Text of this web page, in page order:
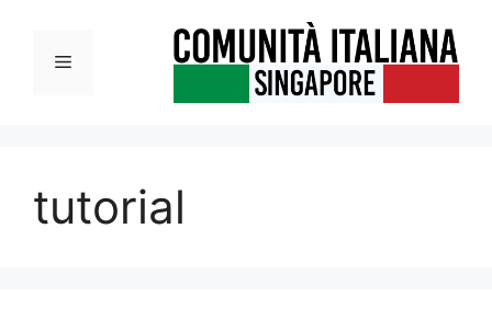
contenutoMenu
tutorial